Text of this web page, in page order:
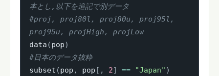
本とし,以下を追記で別データ
#proj, proj80l, proj80u, proj95l,
proj95u, projHigh, projLow
data (pop)
#日本のデータ抜粋
subset (pop , pop [ , 2] == "Japan" )